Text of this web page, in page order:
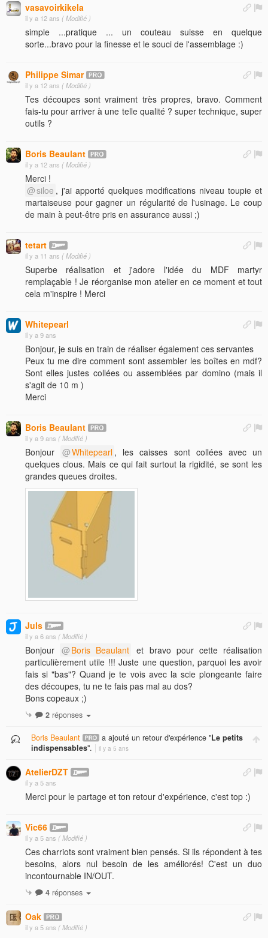
vasavoirkikela
il y a 12 ans ( Modifié )
simple ...pratique ... un couteau suisse en quelque
sorte...bravo pour la finesse et le souci de l'assemblage :)
Philippe Simar
il y a 12 ans ( Modifié )
Tes découpes sont vraiment très propres, bravo. Comment
fais-tu pour arriver à une telle qualité ? super technique, super
outils ?
Boris Beaulant
il y a 12 ans ( Modifié )
Merci !
siloe , j'ai apporté quelques modifications niveau toupie et
martaiseuse pour gagner un régularité de l'usinage. Le coup
de main à peut-être pris en assurance aussi ;)
tetart
il y a 11 ans ( Modifié )
Superbe réalisation et j'adore l'idée du MDF martyr
remplaçable ! Je réorganise mon atelier en ce moment et tout
cela m'inspire ! Merci
Whitepearl
il y a 9 ans
Bonjour, je suis en train de réaliser également ces servantes
Peux tu me dire comment sont assembler les boîtes en mdf?
Sont elles justes collées ou assemblées par domino (mais il
s'agit de 10 m )
Merci
Boris Beaulant
il y a 9 ans ( Modifié )
Bonjour Whitepearl , les caisses sont collées avec un
quelques clous. Mais ce qui fait surtout la rigidité, se sont les
grandes queues droites.
Juls
il y a 6 ans ( Modifié )
Bonjour Boris Beaulant et bravo pour cette réalisation
particulièrement utile !!! Juste une question, parquoi les avoir
fais si "bas"? Quand je te vois avec la scie plongeante faire
des découpes, tu ne te fais pas mal au dos?
Bons copeaux ;)
2 réponses
Boris Beaulant a ajouté un retour d'expérience "Le petits
indispensables". il y a 5 ans
AtelierDZT
il y a 5 ans
Merci pour le partage et ton retour d'expérience, c'est top :)
Vic66
il y a 5 ans ( Modifié )
Ces charriots sont vraiment bien pensés. Si ils répondent à tes
besoins, alors nul besoin de les améliorés! C'est un duo
incontournable IN/OUT.
4 réponses
Oak
il y a 5 ans ( Modifié )